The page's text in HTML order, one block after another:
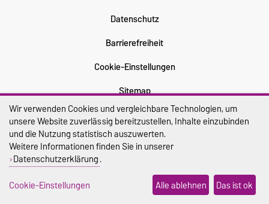
Datenschutz
Barrierefreiheit
Cookie-Einstellungen
Sitemap
Wir verwenden Cookies und vergleichbare Technologien, um
unsere Website zuverlässig bereitzustellen, Inhalte einzubinden
und die Nutzung statistisch auszuwerten.
Weitere Informationen finden Sie in unserer
Datenschutzerklärung.
Cookie-Einstellungen
Alle ablehnen Das ist ok